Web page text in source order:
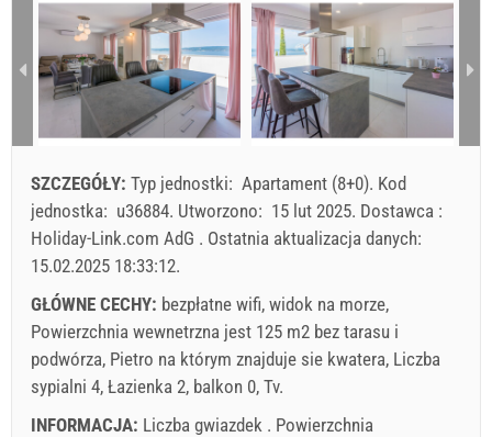
1 - 6
272.06 EUR 205.88 EUR
147.06 EUR
7
286.76 EUR 220.59 EUR
157.35 EUR
8
301.47 EUR 227.94 EUR
167.65 EUR
min. Nocy
7 7
7
przyjazd
Sobota / Niedziela Niedziela Każdego dnia
Cena wyświetlana jest dla określonej liczby osób
Oferty:
Holiday-Link płaci: 24 wrz 2025 - 31 gru 2026 / - 10 %
Obowiązkowe:Rejestracja gościa (01.07. - 31.08): 10 EUR
(once - według _person), Rejestracja gościa (01.01 - 30.06.
1
2
3
4 5 6 7 8
9
10
11 12 13 14 15
16
17
18 19 20 21 22
31
SZCZEGÓŁY: Typ jednostki: Apartament (8+0). Kod
jednostka: u36884. Utworzono: 15 lut 2025. Dostawca :
Holiday-Link.com AdG . Ostatnia aktualizacja danych:
15.02.2025 18:33:12.
GŁÓWNE CECHY: bezpłatne wifi, widok na morze,
Powierzchnia wewnetrzna jest 125 m2 bez tarasu i
podwórza, Pietro na którym znajduje sie kwatera, Liczba
sypialni 4, Łazienka 2, balkon 0, Tv.
INFORMACJA: Liczba gwiazdek . Powierzchnia